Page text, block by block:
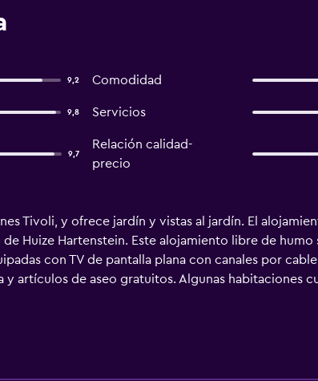
9,2 Comodidad
9,8 Servicios
9,7
Relación calidad-
precio
Tivoli, y ofrece jardín y vistas al jardín. El
Huize Hartenstein. Este alojamiento libre de humo
con TV de pantalla plana con canales por
artículos de aseo gratuitos. Algunas habitaciones
y toallas. Parque nacional de Veluwezoom está